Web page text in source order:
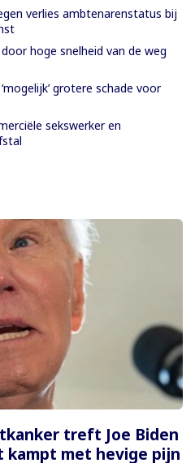
verlies ambtenarenstatus bij
hoge snelheid van de weg
grotere schade voor
sekswerker en
treft Joe Biden
kampt met hevige pijn